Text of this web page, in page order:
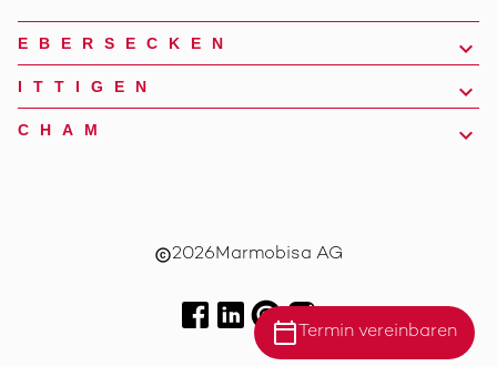
calendar_today Termin vereinbaren
EBERSECKEN
ITTIGEN
CHAM
copyright2026Marmobisa AG